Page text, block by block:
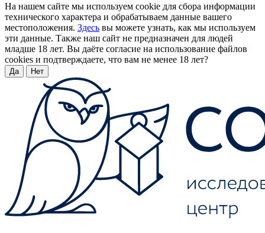
На нашем сайте мы используем cookie для сбора информации
технического характера и обрабатываем данные вашего
местоположения. Здесь вы можете узнать, как мы используем
эти данные. Также наш сайт не предназначен для людей
младше 18 лет. Вы даёте согласие на использование файлов
cookies и подтверждаете, что вам не менее 18 лет?
Да Нет